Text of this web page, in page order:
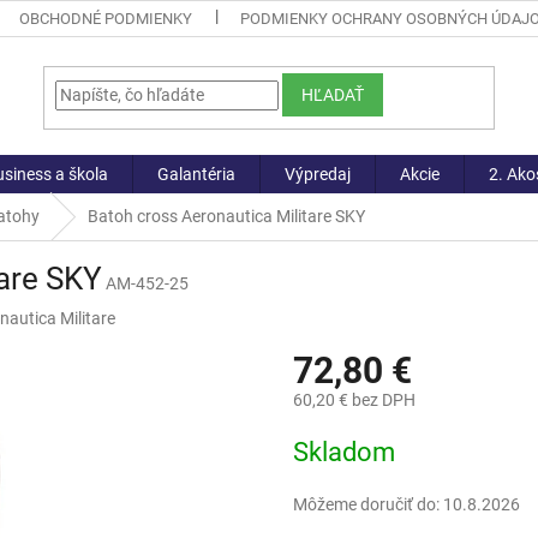
OBCHODNÉ PODMIENKY PODMIENKY OCHRANY OSOBNÝCH
HĽADAŤ
a škola Galantéria Výpredaj Akcie 2.
Batoh cross Aeronautica Militare SKY
SKYAM-452-25
Militare
72,80 €
60,20 € bez DPH
cena:
Skladom
Môžeme doručiť do: 10.8.2026